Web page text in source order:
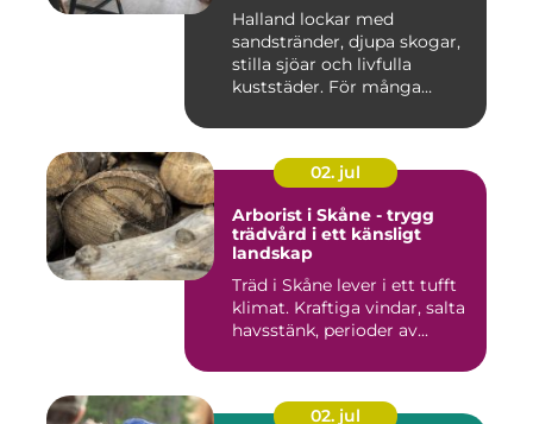
Halland lockar med
sandstränder, djupa skogar,
stilla sjöar och livfulla
kuststäder. För många
02. jul
Arborist i Skåne - trygg
trädvård i ett känsligt
landskap
Träd i Skåne lever i ett tufft
klimat. Kraftiga vindar, salta
havsstänk, perioder av...
02. jul